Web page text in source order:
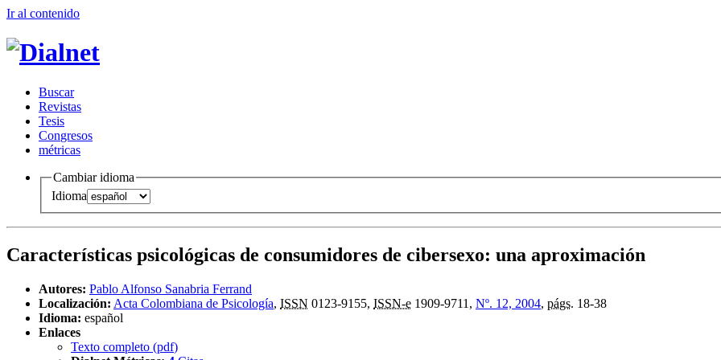
Ir al contenido
Buscar
Revistas
Tesis
Congresos
métricas
Cambiar idioma
Idioma
Características psicológicas de consumidores de cibersexo: una aproximación
Autores: Pablo Alfonso Sanabria Ferrand
Localización: Acta Colombiana de Psicología, ISSN 0123-9155, ISSN-e 1909-9711, Nº. 12, 2004, págs. 18-38
Idioma: español
Enlaces
Texto completo (pdf)